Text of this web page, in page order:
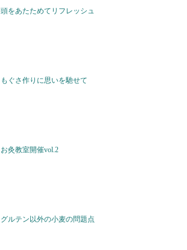
頭をあたためてリフレッシュ
もぐさ作りに思いを馳せて
お灸教室開催vol.2
グルテン以外の小麦の問題点